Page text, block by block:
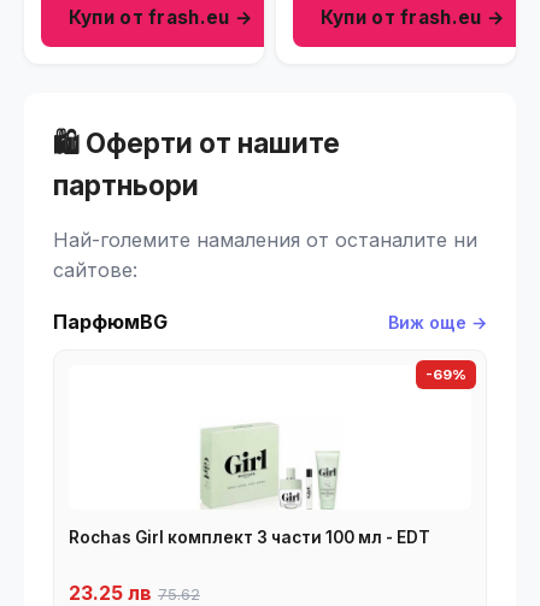
Купи от frash.eu → Купи от frash.eu →
🛍️ Оферти от нашите
партньори
Най-големите намаления от останалите ни
сайтове:
ПарфюмBG Виж още →
-69%
Rochas Girl комплект 3 части 100 мл - EDT
23.25 лв 75.62